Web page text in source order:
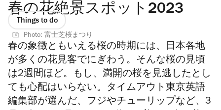
春の花絶景スポット2023
Things to do
Photo: 富士芝桜まつり
春の象徴ともいえる桜の時期には、日本各地
が多くの花見客でにぎわう。そんな桜の見頃
は2週間ほど。もし、満開の桜を見逃したとし
ても心配はいらない。タイムアウト東京英語
編集部が選んだ、フジやチューリップなど、3